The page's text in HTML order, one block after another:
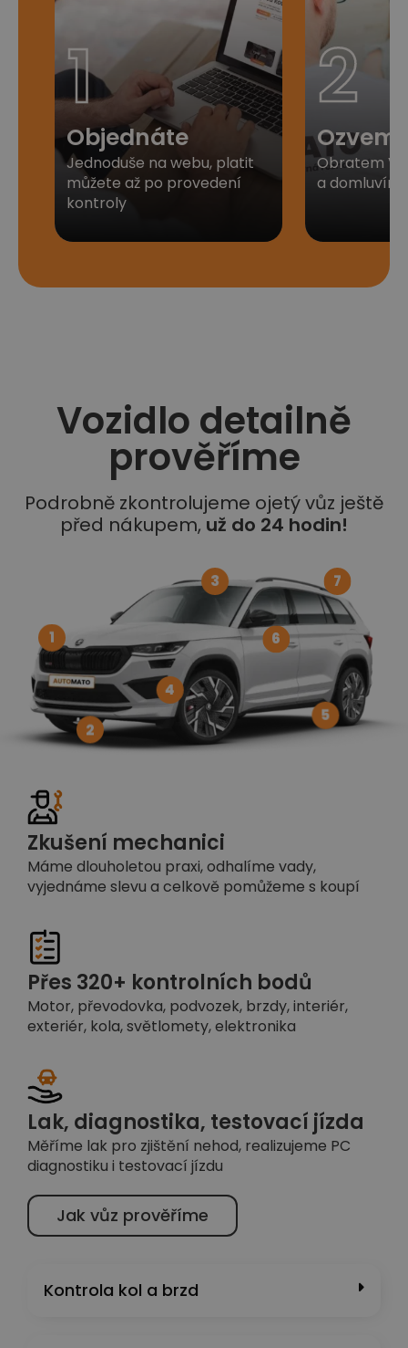
1
Objednáte
Jednoduše na webu, platit
můžete až po provedení
kontroly​
2
Obratem
a
Vozidlo detailně
prověříme
Podrobně zkontrolujeme ojetý vůz ještě
před nákupem, už do 24 hodin!
Zkušení mechanici
Máme dlouholetou praxi, odhalíme vady,
vyjednáme slevu a celkově pomůžeme s koupí
Přes 320+ kontrolních bodů
Motor, převodovka, podvozek, brzdy, interiér,
exteriér, kola, světlomety, elektronika
Lak, diagnostika, testovací jízda
Měříme lak pro zjištění nehod, realizujeme PC
diagnostiku i testovací jízdu
Jak vůz prověříme
1
2
3
4
5
6
7
Kontrola kol a brzd